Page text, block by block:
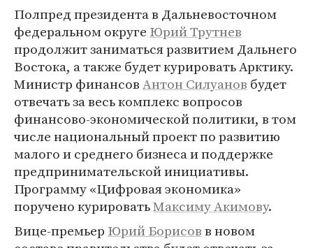
Полпред президента в Дальневосточном
федеральном округе Юрий Трутнев
продолжит заниматься развитием Дальнего
Востока, а также будет курировать Арктику.
Министр финансовАнтон Силуанов будет
отвечать за весь комплекс вопросов
финансово-экономической политики, в том
числе национальный проект по развитию
малого и среднего бизнеса и поддержке
предпринимательской инициативы.
Программу «Цифровая экономика»
поручено курироватьМаксиму Акимову.
Вице-премьер Юрий Борисовв новом